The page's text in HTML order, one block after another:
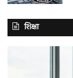
शिक्षा